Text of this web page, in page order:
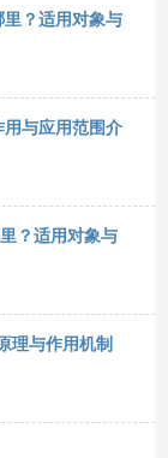
？适用对象与
与应用范围介
？适用对象与
理与作用机制